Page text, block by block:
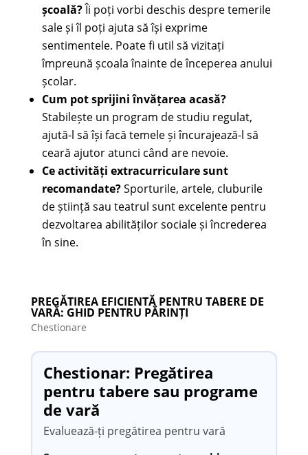
școală?Îi poți vorbi deschis despre temerile
sale și îl poți ajuta să își exprime
sentimentele. Poate fi util să vizitați
împreună școala înainte de începerea anului
școlar.
Cum pot sprijini învățarea acasă?
Stabilește un program de studiu regulat,
ajută-l să își facă temele și încurajează-l să
ceară ajutor atunci când are nevoie.
Ce activități extracurriculare sunt
recomandate?Sporturile, artele, cluburile
de știință sau teatrul sunt excelente pentru
dezvoltarea abilităților sociale și încrederea
în sine.
PREGĂTIREA EFICIENTĂ PENTRU TABERE DE
VARĂ: GHID PENTRU PĂRINȚI
Chestionare
Chestionar: Pregătirea
pentru tabere sau programe
de vară
Evaluează-ți pregătirea pentru vară